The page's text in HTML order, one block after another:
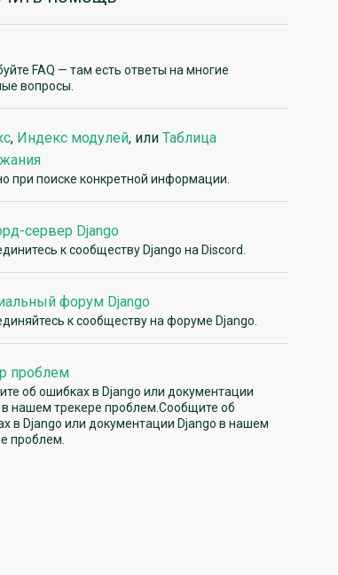
FAQ — там есть ответы на многие
вопросы.
, Индекс модулей, илиТаблица
при поиске конкретной информации.
сервер Django
к сообществу Django на Discord.
форум Django
к сообществу на форуме Django.
проблем
об ошибках в Django или документации
в нашем трекере проблем.Сообщите об
в Django или документации Django в нашем
проблем.